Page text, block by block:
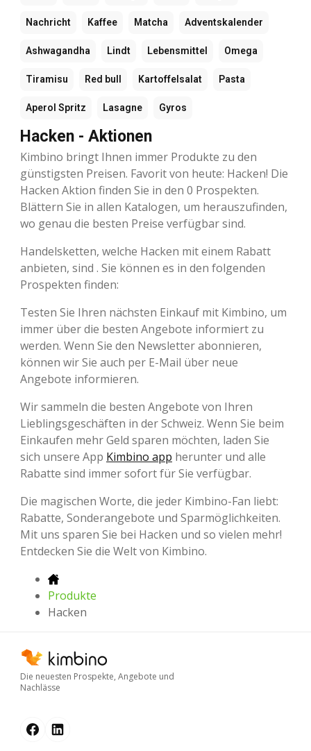
Nachricht Kaffee Matcha Adventskalender
Ashwagandha Lindt Lebensmittel Omega
Tiramisu Red bull Kartoffelsalat Pasta
Aperol Spritz Lasagne Gyros
Hacken - Aktionen
Kimbino bringt Ihnen immer Produkte zu den
günstigsten Preisen. Favorit von heute: Hacken! Die
Hacken Aktion finden Sie in den 0 Prospekten.
Blättern Sie in allen Katalogen, um herauszufinden,
wo genau die besten Preise verfügbar sind.
Handelsketten, welche Hacken mit einem Rabatt
anbieten, sind . Sie können es in den folgenden
Prospekten finden:
Testen Sie Ihren nächsten Einkauf mit Kimbino, um
immer über die besten Angebote informiert zu
werden. Wenn Sie den Newsletter abonnieren,
können wir Sie auch per E-Mail über neue
Angebote informieren.
Wir sammeln die besten Angebote von Ihren
Lieblingsgeschäften in der Schweiz. Wenn Sie beim
Einkaufen mehr Geld sparen möchten, laden Sie
sich unsere App Kimbino app herunter und alle
Rabatte sind immer sofort für Sie verfügbar.
Die magischen Worte, die jeder Kimbino-Fan liebt:
Rabatte, Sonderangebote und Sparmöglichkeiten.
Mit uns sparen Sie bei Hacken und so vielen mehr!
Entdecken Sie die Welt von Kimbino.
Produkte
Hacken
Die neuesten Prospekte, Angebote und
Nachlässe